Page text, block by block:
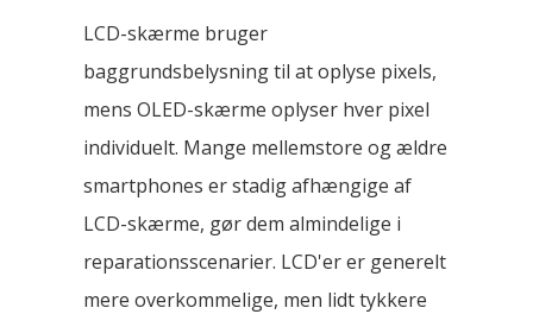
LCD-skærme bruger
baggrundsbelysning til at oplyse pixels,
mens OLED-skærme oplyser hver pixel
individuelt. Mange mellemstore og ældre
smartphones er stadig afhængige af
LCD-skærme, gør dem almindelige i
reparationsscenarier. LCD'er er generelt
mere overkommelige, men lidt tykkere